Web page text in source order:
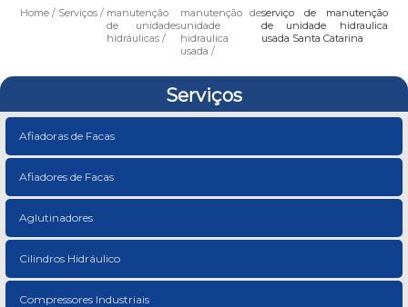
Home Serviços
manutenção
de unidades
hidráulicas
manutenção de
unidade
hidraulica
usada
serviço de manutenção
de unidade hidraulica
usada Santa Catarina
Serviços
Afiadoras de Facas
Afiadores de Facas
Aglutinadores
Cilindros Hidráulico
Compressores Industriais